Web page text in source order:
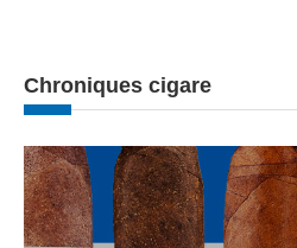
Chroniques cigare